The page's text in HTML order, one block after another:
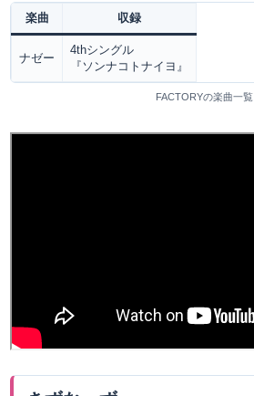
楽曲 収録
ナゼー
4thシングル
『ソンナコトナイヨ』
FACTORYの楽曲一覧